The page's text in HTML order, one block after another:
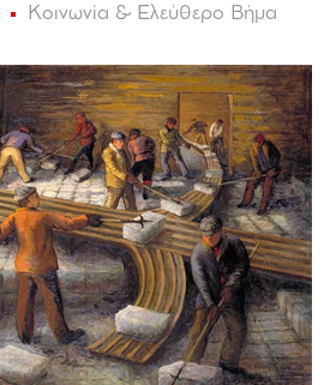
Κοινωνία & Ελεύθερο Βήμα